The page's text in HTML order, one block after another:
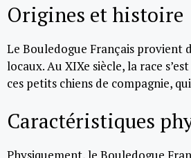
Origines et histoire
Le Bouledogue Français provient
locaux. Au XIXe siècle, la race
ces petits chiens de compagnie,
Caractéristiques